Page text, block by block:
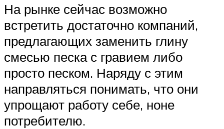
На рынке сейчас возможно
встретить достаточно компаний,
предлагающих заменить глину
смесью песка с гравием либо
просто песком. Наряду с этим
направляться понимать, что они
упрощают работу себе, ноне
потребителю.